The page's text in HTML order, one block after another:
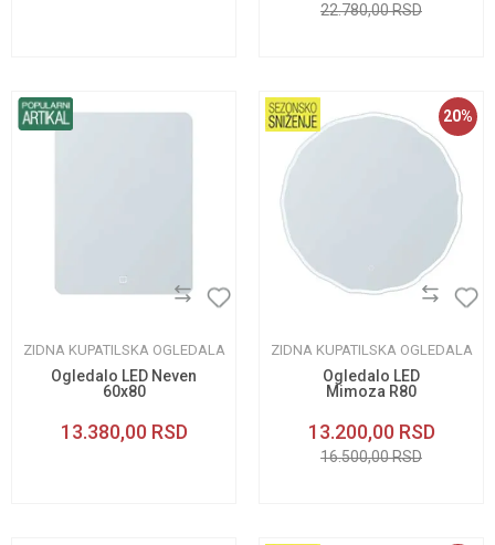
22.780,00RSD
ZIDNA KUPATILSKA OGLEDALA
Ogledalo LED Neven
60x80
13.380,00 RSD
20%
ZIDNA KUPATILSKA OGLEDALA
Ogledalo LED
Mimoza R80
13.200,00 RSD
16.500,00RSD